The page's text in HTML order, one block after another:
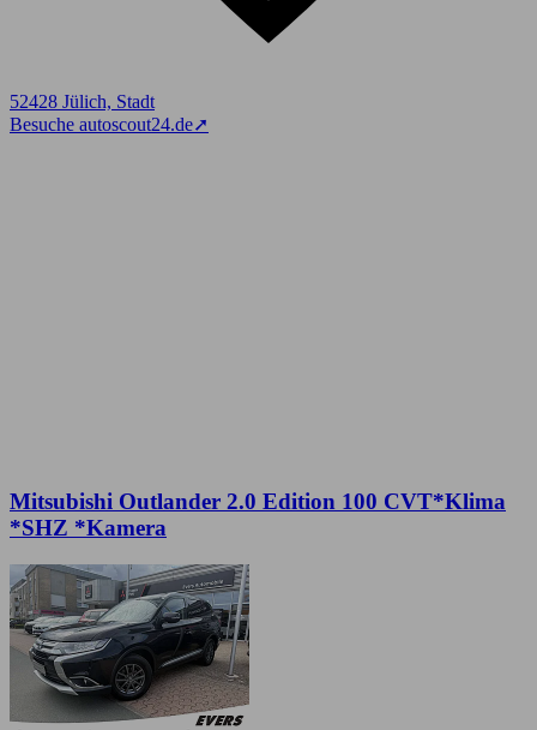
52428 Jülich, Stadt
Besuche autoscout24.de➚
Mitsubishi Outlander 2.0 Edition 100 CVT*Klima
*SHZ *Kamera